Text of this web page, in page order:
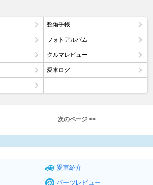
整備手帳
フォトアルバム
クルマレビュー
愛車ログ
次のページ >>
愛車紹介
パーツレビュー